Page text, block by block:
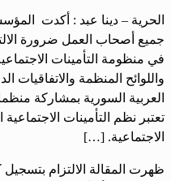
الحرية – دينا عبد : أكدت
جميع أصحاب العمل ضرورة
في منظومة التأمينات
واللوائح المنظمة والاتفاقيات
العربية السورية بمشاركة
تعتبر نظم التأمينات
الاجتماعية. […]
ظهرت المقالة الالتزام